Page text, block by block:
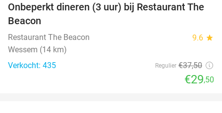
21%
Onbeperkt dineren (3 uur) bij Restaurant The
Beacon
Restaurant The Beacon 9.6 star
Wessem (14 km)
Verkocht: 435
Regulier €37,50
€29,50